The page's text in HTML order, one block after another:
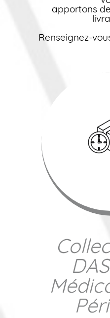
apportons
Renseignez-